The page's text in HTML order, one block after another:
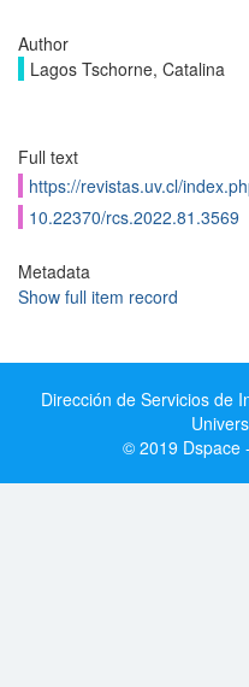
Author
Lagos Tschorne, Catalina
Full text
https://revistas.uv.cl/
10.22370/rcs.2022.81.3569
Metadata
Show full item record
Dirección de Servicios de
© 2019 Dspace